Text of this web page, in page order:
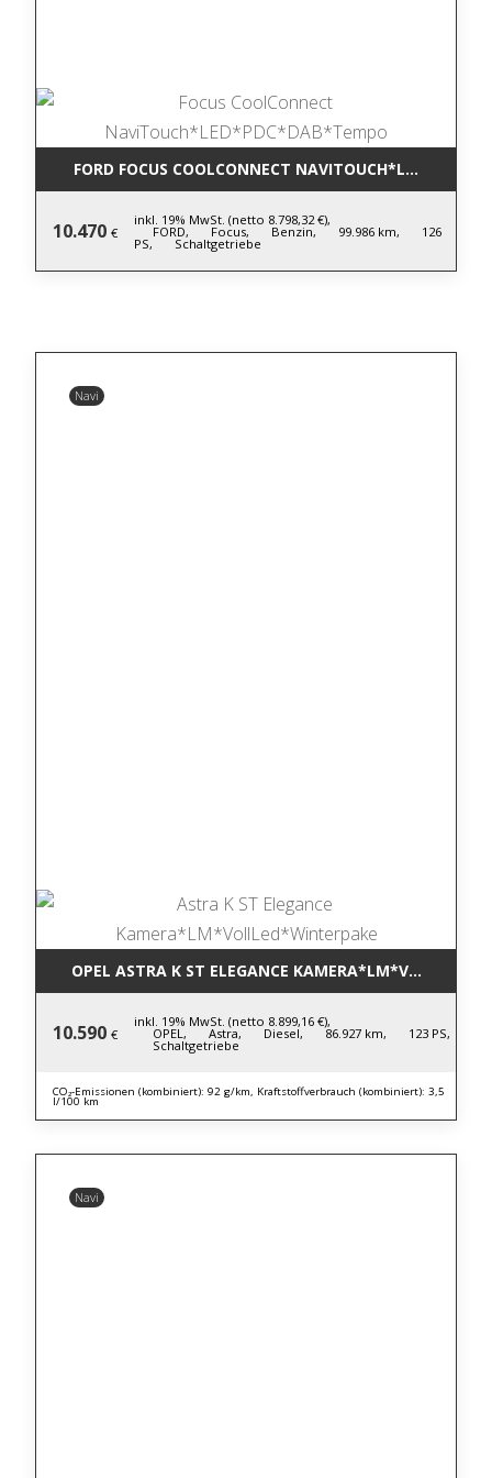
FORD FOCUS COOLCONNECT
10.470 €
inkl. 19% MwSt. (netto 8.798,32 €),
FORD, Focus, Benzin, 99.986 km, 126
PS, Schaltgetriebe
Navi
OPEL ASTRA K ST ELEGANCE
10.590 €
inkl. 19% MwSt. (netto 8.899,16 €),
OPEL, Astra, Diesel, 86.927 km, 123 PS,
Schaltgetriebe
CO₂-Emissionen (kombiniert): 92 g/km, Kraftstoffverbrauch (kombiniert): 3,5
l/100 km
Navi